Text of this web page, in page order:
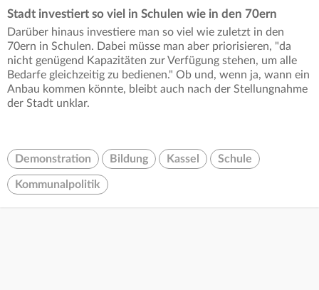
Stadt investiert so viel in Schulen wie in den 70ern
Darüber hinaus investiere man so viel wie zuletzt in den
70ern in Schulen. Dabei müsse man aber priorisieren, "da
nicht genügend Kapazitäten zur Verfügung stehen, um alle
Bedarfe gleichzeitig zu bedienen." Ob und, wenn ja, wann ein
Anbau kommen könnte, bleibt auch nach der Stellungnahme
der Stadt unklar.
Demonstration Bildung Kassel Schule
Kommunalpolitik